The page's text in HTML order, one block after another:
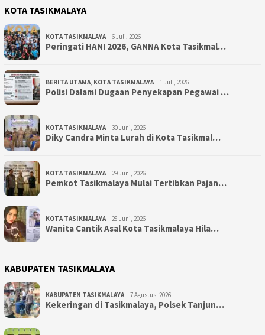
KOTA TASIKMALAYA
KOTA TASIKMALAYA 6 Juli, 2026
Peringati HANI 2026, GANNA Kota Tasikmal…
BERITA UTAMA KOTA TASIKMALAYA 1 Juli, 2026
Polisi Dalami Dugaan Penyekapan Pegawai …
KOTA TASIKMALAYA 30 Juni, 2026
Diky Candra Minta Lurah di Kota Tasikmal…
KOTA TASIKMALAYA 29 Juni, 2026
Pemkot Tasikmalaya Mulai Tertibkan Pajan…
KOTA TASIKMALAYA 28 Juni, 2026
Wanita Cantik Asal Kota Tasikmalaya Hila…
KABUPATEN TASIKMALAYA
KABUPATEN TASIKMALAYA 7 Agustus, 2026
Kekeringan di Tasikmalaya, Polsek Tanjun…